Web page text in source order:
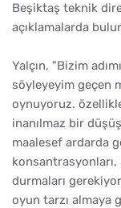
Beşiktaş teknik
açıklamalarda
Yalçın, "Bizim
söyleyeyim geçen
oynuyoruz.
inanılmaz bir
maalesef ardarda
durmaları
oyun tarzı almaya